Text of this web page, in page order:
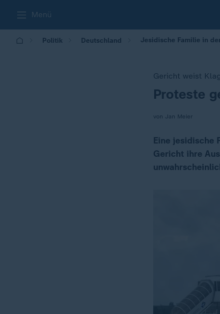
Menü
Politik Deutschland Jesidische Familie in
Gericht weist
:Proteste
von Jan Meier
Eine jesidische
Gericht ihre